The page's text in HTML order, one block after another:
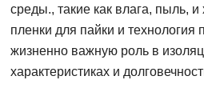
среды., такие как влага, пыль,
пленки для пайки и технология
жизненно важную роль в
характеристиках и